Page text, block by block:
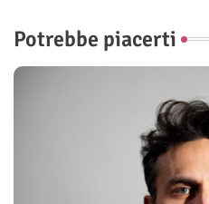
Potrebbe piacerti